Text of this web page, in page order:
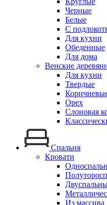
Черные
Белые
С
Для кухни
Обеденные
Для дома
Венские
Для кухни
Твердые
Орех
Слоновая
Спальня
Кровати
Из массива